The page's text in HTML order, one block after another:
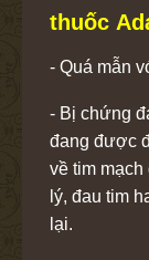
thuốc
- Quá mẫn
- Bị chứng
đang được
về tim
lý, đau tim
lại.